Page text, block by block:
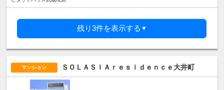
残り3件を表示する ▼
マンション ＳＯＬＡＳＩＡｒｅｓｉｄｅｎｃｅ大井町